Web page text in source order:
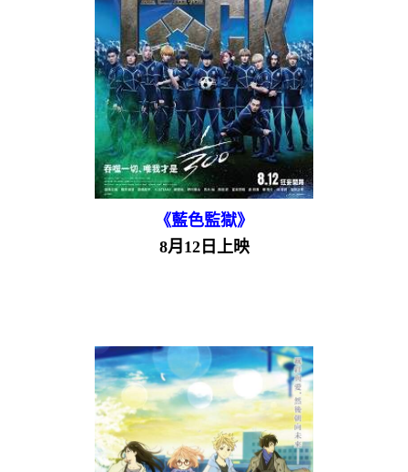
《藍色監獄》
8月12日上映